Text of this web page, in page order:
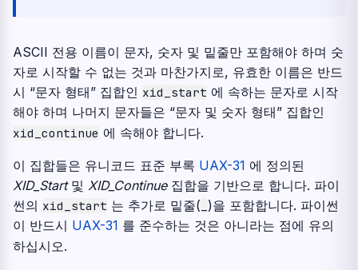
ASCII 전용 이름이 문자, 숫자 및 밑줄만 포함해야 하며 숫
자로 시작할 수 없는 것과 마찬가지로, 유효한 이름은 반드
시 “문자 형태” 집합인 xid_start 에 속하는 문자로 시작
해야 하며 나머지 문자들은 “문자 및 숫자 형태” 집합인
xid_continue 에 속해야 합니다.
이 집합들은 유니코드 표준 부록 UAX-31 에 정의된
XID_Start및 XID_Continue집합을 기반으로 합니다. 파이
썬의 xid_start 는 추가로 밑줄( )을 포함합니다. 파이썬
이 반드시 UAX-31 를 준수하는 것은 아니라는 점에 유의
하십시오.